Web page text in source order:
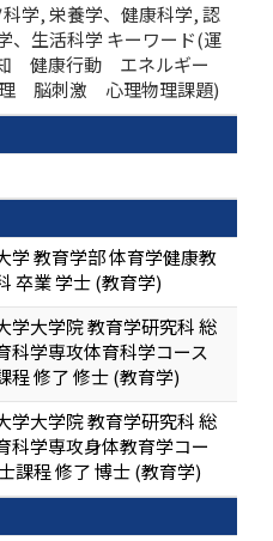
学, 栄養学、健康科学, 認
、生活科学 キーワード(運
健康行動 エネルギー
脳刺激 心理物理課題)
学 教育学部 体育学健康教
卒業 学士 (教育学)
学大学院 教育学研究科 総
科学専攻体育科学コース
程 修了 修士 (教育学)
学大学院 教育学研究科 総
科学専攻身体教育学コー
課程 修了 博士 (教育学)